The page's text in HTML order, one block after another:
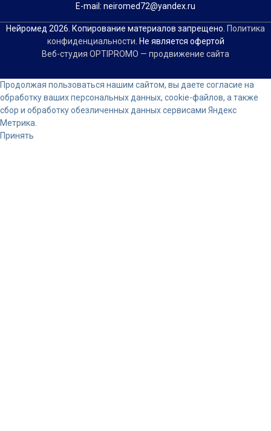
Е-mail: neiromed72@yandex.ru
Нейромед 2026. Копирование материалов запрещено. Политика
конфиденциальности . Не является офертой
Веб-студия OPTIPROMO — продвижение сайта
Прокрутка
вверх
Продолжая пользоваться нашим сайтом, вы даете согласие на
обработку ваших персональных данных, cookie-файлов, а также
сбор и обработку обезличенных данных сервисами Яндекс
Метрика.
Принять